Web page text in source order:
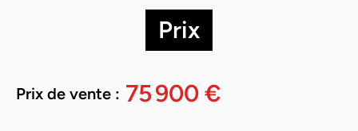
Prix
Prix de vente : 75 900 €